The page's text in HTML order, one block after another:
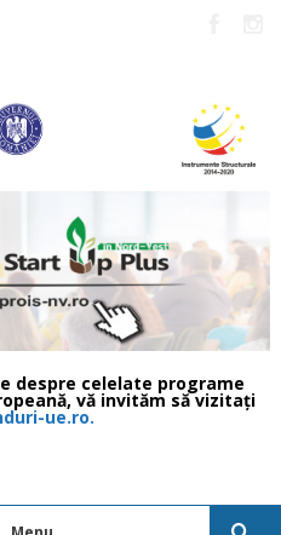
despre celelate programe
vă invităm să vizitați
ue.ro.